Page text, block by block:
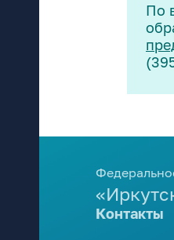
По
Контакты